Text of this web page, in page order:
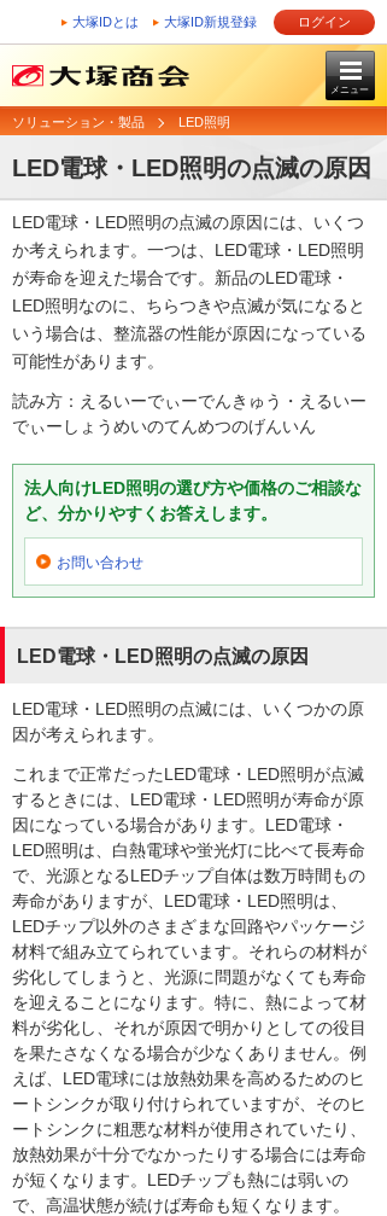
大塚IDとは 大塚ID新規登録 ログイン
メニュー
ソリューション・製品 LED照明
LED電球・LED照明の点滅の原因
LED電球・LED照明の点滅の原因には、いくつ
か考えられます。一つは、LED電球・LED照明
が寿命を迎えた場合です。新品のLED電球・
LED照明なのに、ちらつきや点滅が気になると
いう場合は、整流器の性能が原因になっている
可能性があります。
読み方：えるいーでぃーでんきゅう・えるいー
でぃーしょうめいのてんめつのげんいん
法人向けLED照明の選び方や価格のご相談な
ど、分かりやすくお答えします。
お問い合わせ
LED電球・LED照明の点滅の原因
LED電球・LED照明の点滅には、いくつかの原
因が考えられます。
これまで正常だったLED電球・LED照明が点滅
するときには、LED電球・LED照明が寿命が原
因になっている場合があります。LED電球・
LED照明は、白熱電球や蛍光灯に比べて長寿命
で、光源となるLEDチップ自体は数万時間もの
寿命がありますが、LED電球・LED照明は、
LEDチップ以外のさまざまな回路やパッケージ
材料で組み立てられています。それらの材料が
劣化してしまうと、光源に問題がなくても寿命
を迎えることになります。特に、熱によって材
料が劣化し、それが原因で明かりとしての役目
を果たさなくなる場合が少なくありません。例
えば、LED電球には放熱効果を高めるためのヒ
ートシンクが取り付けられていますが、そのヒ
ートシンクに粗悪な材料が使用されていたり、
放熱効果が十分でなかったりする場合には寿命
が短くなります。LEDチップも熱には弱いの
で、高温状態が続けば寿命も短くなります。